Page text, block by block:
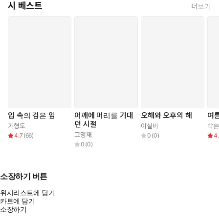
시 베스트 더보기
입 속의 검은 잎
기형도
4.7 (66)
어깨에 머리를 기대
던 시절
고명재
0 (0)
오해와 오후의 해
이실비
0 (0)
여
박
소장하기 버튼
위시리스트에 담기
카트에 담기
소장하기